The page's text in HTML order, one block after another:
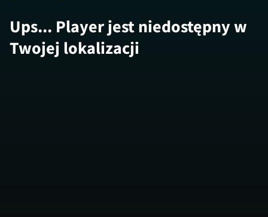
Ups... Player jest niedostępny w
Twojej lokalizacji